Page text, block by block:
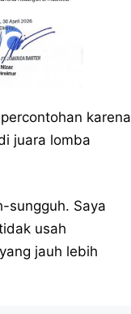
karena
juara lomba
sungguh. Saya
usah
jauh lebih